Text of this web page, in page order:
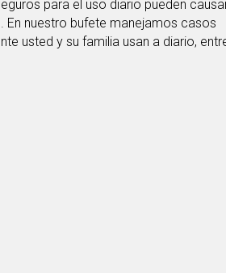
para el uso diario pueden
En nuestro bufete manejamos casos
usted y su familia usan a diario,